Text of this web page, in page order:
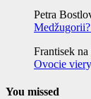
Petra
Frantisek na
Ovocie
You missed